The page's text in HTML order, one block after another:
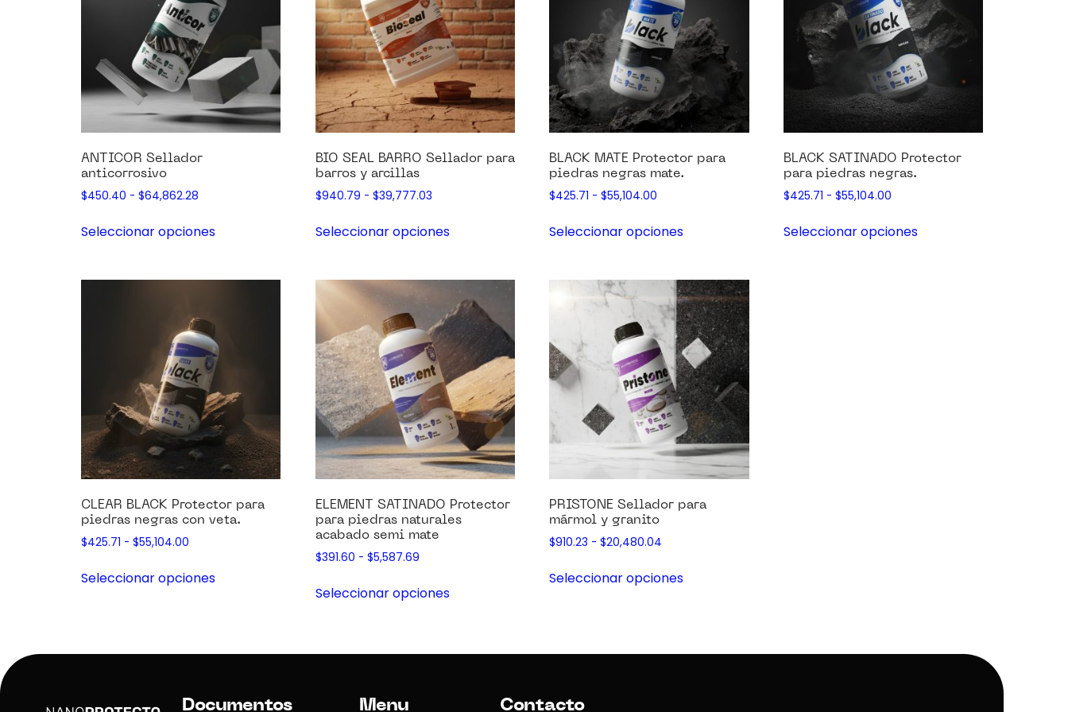
ANTICOR Sellador
anticorrosivo
$450.40 - $64,862.28
Seleccionar opciones
BIO SEAL BARRO Sellador para
barros y arcillas
$940.79 - $39,777.03
Seleccionar opciones
BLACK MATE Protector para
piedras negras mate.
$425.71 - $55,104.00
Seleccionar opciones
BLACK SATINADO Protector
para piedras negras.
$425.71 - $55,104.00
Seleccionar opciones
CLEAR BLACK Protector para
piedras negras con veta.
$425.71 - $55,104.00
Seleccionar opciones
ELEMENT SATINADO Protector
para piedras naturales
acabado semi mate
$391.60 - $5,587.69
Seleccionar opciones
PRISTONE Sellador para
mármol y granito
$910.23 - $20,480.04
Seleccionar opciones
Documentos Menu Contacto